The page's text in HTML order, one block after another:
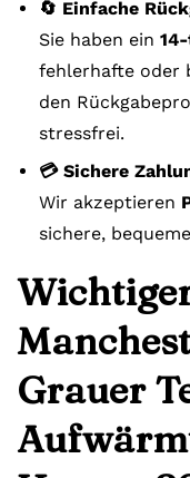
🔄 Einfache
Sie haben ein
fehlerhafte oder
den
stressfrei.
💳 Sichere
Wir akzeptieren
sichere,
Grauer